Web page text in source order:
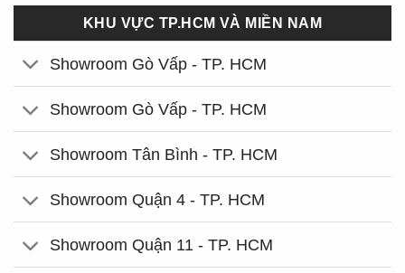
KHU VỰC TP.HCM VÀ MIỀN NAM
Showroom Gò Vấp - TP. HCM
Showroom Gò Vấp - TP. HCM
Showroom Tân Bình - TP. HCM
Showroom Quận 4 - TP. HCM
Showroom Quận 11 - TP. HCM